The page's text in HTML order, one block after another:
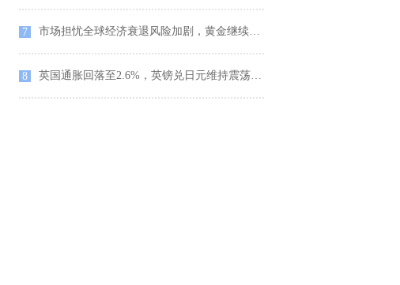
7 市场担忧全球经济衰退风险加剧，黄金继续走强
8 英国通胀回落至2.6%，英镑兑日元维持震荡下行